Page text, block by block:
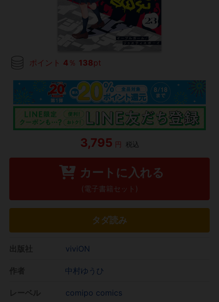
ポイント 4 ％ 138pt
3,795 円 税込
カートに入れる
(電子書籍セット)
タダ読み
viviON
中村ゆうひ
comipo comics